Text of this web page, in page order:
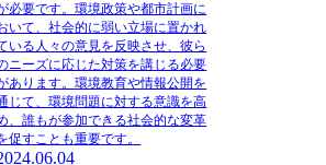
必要です。環境政策や都市計画に
いて、社会的に弱い立場に置かれ
いる人々の意見を反映させ、彼ら
ニーズに応じた対策を講じる必要
あります。環境教育や情報公開を
じて、環境問題に対する意識を高
、誰もが参加できる社会的な変革
促すことも重要です。